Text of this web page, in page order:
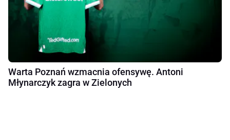
Warta Poznań wzmacnia ofensywę. Antoni
Młynarczyk zagra w Zielonych